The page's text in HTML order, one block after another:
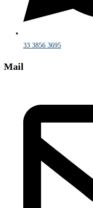
33 3856 3695
Mail